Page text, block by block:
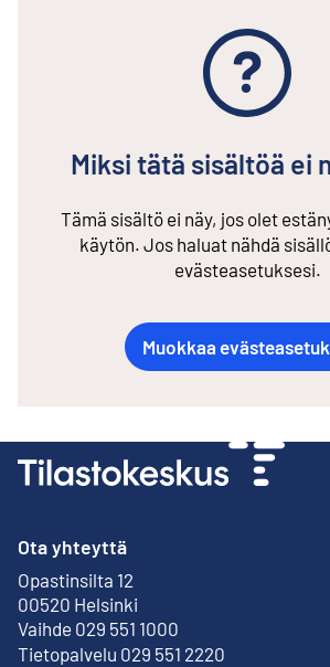
Miksi tätä sisältöä ei
Tämä sisältö ei näy, jos olet
käytön. Jos haluat nähdä
evästeasetuksesi.
Muokkaa
Ota yhteyttä
Opastinsilta 12
00520 Helsinki
Ulkoinen linkki
Vaihde 029 551 1000
Tietopalvelu 029 551 2220